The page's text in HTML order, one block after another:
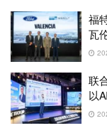
福
瓦
联
以